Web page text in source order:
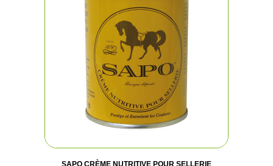
SAPO CRÈME NUTRITIVE POUR SELLERIE